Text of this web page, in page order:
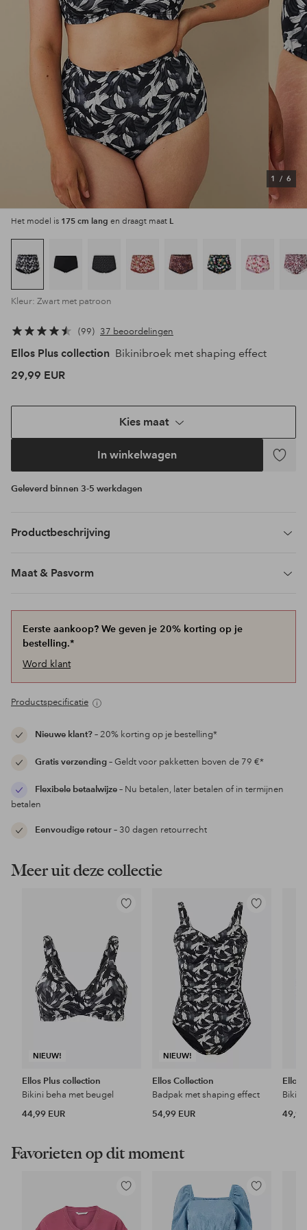
1 / 6
Het model is 175 cm lang en draagt maat L
Kleur: Zwart met patroon
99 37 beoordelingen
Ellos Plus collection Bikinibroek met shaping effect
29,99 EUR
Kies maat
In winkelwagen
Geleverd binnen 3-5 werkdagen
Productbeschrijving
Maat & Pasvorm
Eerste aankoop? We geven je 20% korting op je
bestelling.*
Word klant
Productspecificatie
Nieuwe klant?– 20% korting op je bestelling*
Gratis verzending– Geldt voor pakketten boven de 79 €*
Flexibele betaalwijze– Nu betalen, later betalen of in termijnen
betalen
Eenvoudige retour– 30 dagen retourrecht
Meer uit deze collectie
NIEUW!
Toevoegen
favorieten
Ellos Plus collection
Bikini beha met beugel
44,99 EUR
NIEUW!
Toevoegen
favorieten
Ellos Collection
Badpak met shaping effect
54,99 EUR
Ellos
49,99
Favorieten op dit moment
Toevoegen
favorieten
Toevoegen
aan
favorieten